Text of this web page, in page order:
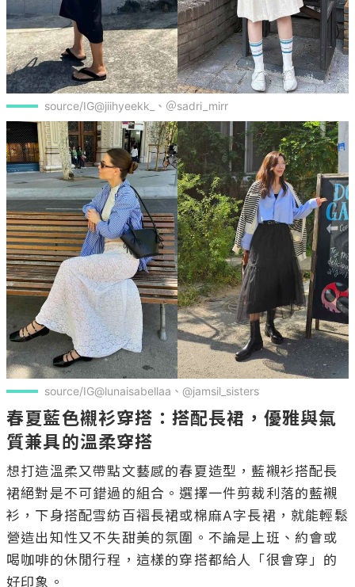
source/IG@jiihyeekk_、＠sadri_mirr
source/IG@lunaisabellaa、@jamsil_sisters
春夏藍色襯衫穿搭：搭配長裙，優雅與氣
質兼具的溫柔穿搭
想打造溫柔又帶點文藝感的春夏造型，藍襯衫搭配長
裙絕對是不可錯過的組合。選擇一件剪裁利落的藍襯
衫，下身搭配雪紡百褶長裙或棉麻A字長裙，就能輕鬆
營造出知性又不失甜美的氛圍。不論是上班、約會或
喝咖啡的休閒行程，這樣的穿搭都給人「很會穿」的
好印象。